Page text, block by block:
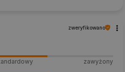
zweryfikowano
zawyżony